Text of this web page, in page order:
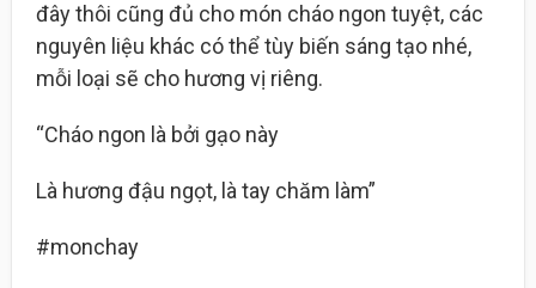
đây thôi cũng đủ cho món cháo ngon tuyệt, các
nguyên liệu khác có thể tùy biến sáng tạo nhé,
mỗi loại sẽ cho hương vị riêng.
“Cháo ngon là bởi gạo này
Là hương đậu ngọt, là tay chăm làm”
#monchay